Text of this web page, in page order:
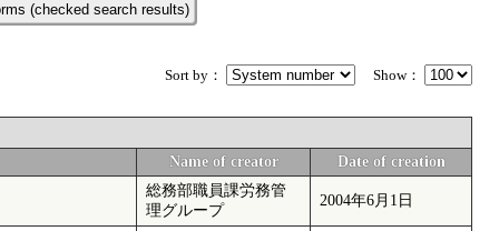
(checked search results)
Show：
Sort by：
Name of creator Date of creation
総務部職員課労務管
理グループ
2004年6月1日